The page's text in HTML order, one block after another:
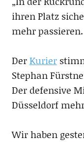
ihren Platz
mehr passieren.
DerKurier
Stephan
Der defensive
Düsseldorf
Wir haben